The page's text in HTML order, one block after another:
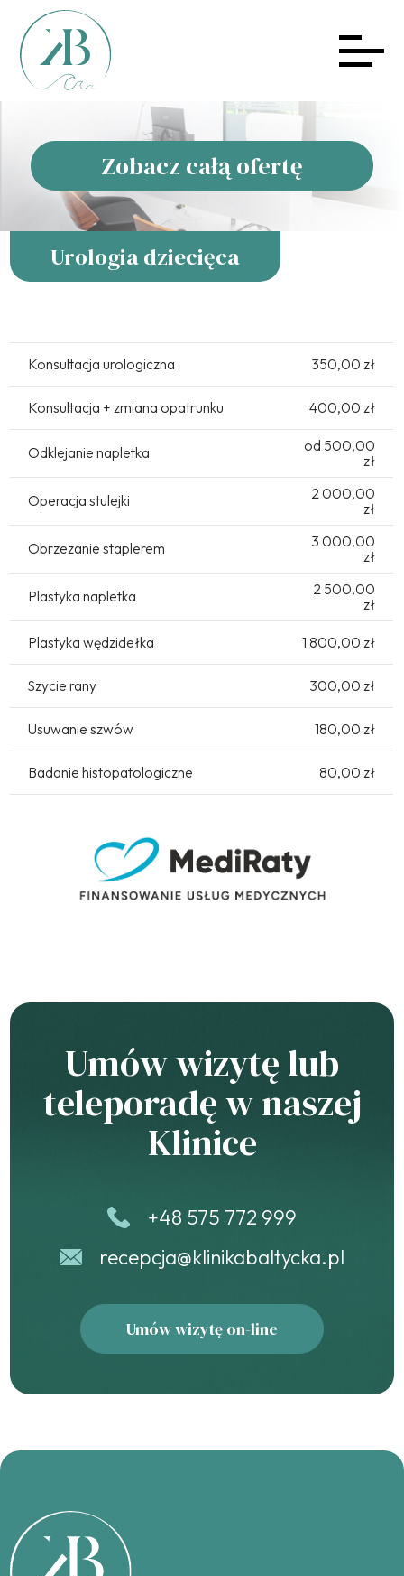
Zobacz całą ofertę
Urologia dziecięca
Konsultacja urologiczna 350,00 zł
Konsultacja + zmiana opatrunku 400,00 zł
Odklejanie napletka
od 500,00
zł
Operacja stulejki
2 000,00
zł
Obrzezanie staplerem
3 000,00
zł
Plastyka napletka
2 500,00
zł
Plastyka wędzidełka 1 800,00 zł
Szycie rany 300,00 zł
Usuwanie szwów 180,00 zł
Badanie histopatologiczne 80,00 zł
Umów wizytę lub
teleporadę w naszej
Klinice
+48 575 772 999
recepcja@klinikabaltycka.pl
Umów wizytę on-line